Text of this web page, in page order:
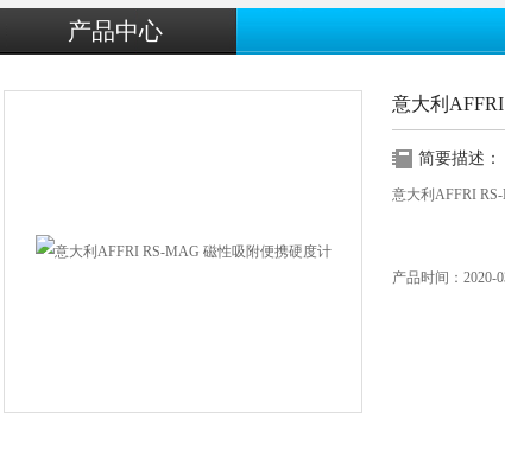
产品中心
意大利
简要描述：
意大利AFFRI
产品时间：2020-